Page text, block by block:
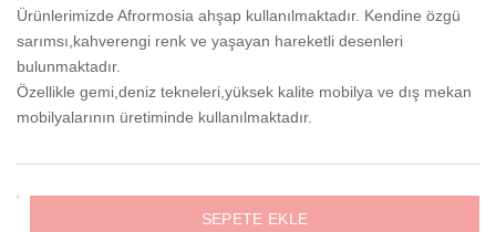
Ürünlerimizde Afrormosia ahşap kullanılmaktadır. Kendine özgü
sarımsı,kahverengi renk ve yaşayan hareketli desenleri
bulunmaktadır.
Özellikle gemi,deniz tekneleri,yüksek kalite mobilya ve dış mekan
mobilyalarının üretiminde kullanılmaktadır.
SEPETE EKLE